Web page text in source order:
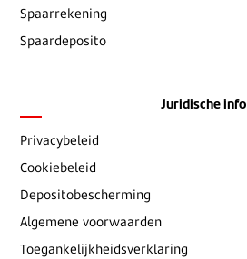
Spaarrekening
Spaardeposito
Juridische info
Privacybeleid
Cookiebeleid
Depositobescherming
Algemene voorwaarden
Toegankelijkheidsverklaring